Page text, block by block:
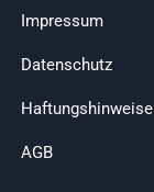
Impressum
Datenschutz
Haftungshinweise
AGB